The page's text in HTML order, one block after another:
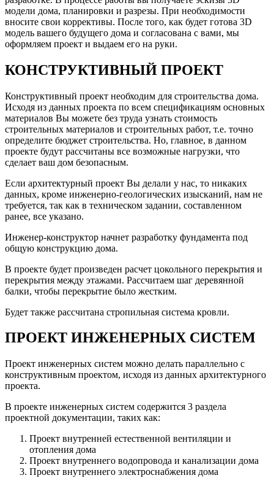
модели дома, планировки и разрезы. При необходимости
вносите свои коррективы. После того, как будет готова 3D
модель вашего будущего дома и согласована с вами, мы
оформляем проект и выдаем его на руки.
КОНСТРУКТИВНЫЙ ПРОЕКТ
Конструктивный проект необходим для строительства дома.
Исходя из данных проекта по всем спецификациям основных
материалов Вы можете без труда узнать стоимость
строительных материалов и строительных работ, т.е. точно
определите бюджет строительства. Но, главное, в данном
проекте будут рассчитаны все возможные нагрузки, что
сделает ваш дом безопасным.
Если архитектурный проект Вы делали у нас, то никаких
данных, кроме инженерно-геологических изысканий, нам не
требуется, так как в техническом задании, составленном
ранее, все указано.
Инженер-конструктор начнет разработку фундамента под
общую конструкцию дома.
В проекте будет произведен расчет цокольного перекрытия и
перекрытия между этажами. Рассчитаем шаг деревянной
балки, чтобы перекрытие было жестким.
Будет также рассчитана стропильная система кровли.
ПРОЕКТ ИНЖЕНЕРНЫХ СИСТЕМ
Проект инженерных систем можно делать параллельно с
конструктивным проектом, исходя из данных архитектурного
проекта.
В проекте инженерных систем содержится 3 раздела
проектной документации, таких как:
Проект внутренней естественной вентиляции и
отопления дома
Проект внутреннего водопровода и канализации дома
Проект внутреннего электроснабжения дома